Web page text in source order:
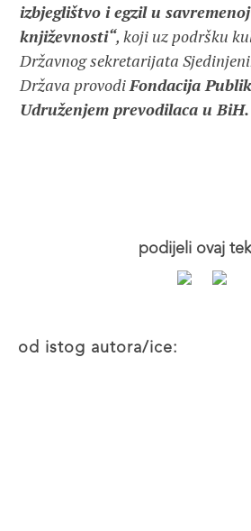
izbjeglištvo i egzil u
književnosti“, koji uz podršku
Državnog sekretarijata
Država provodiFondacija
Udruženjem prevodilaca u BiH.
podijeli ovaj
od istog autora/ice: